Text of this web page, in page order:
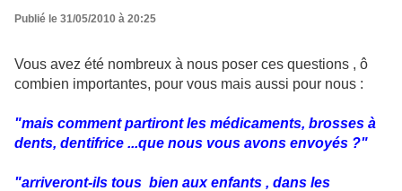
Publié le 31/05/2010 à 20:25
Vous avez été nombreux à nous poser ces questions , ô
combien importantes, pour vous mais aussi pour nous :
"mais comment partiront les médicaments, brosses à
dents, dentifrice ...que nous vous avons envoyés ?"
"arriveront-ils tous bien aux enfants , dans les